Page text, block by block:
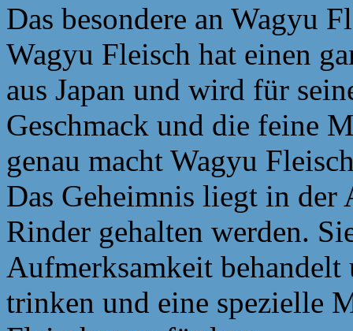
Das besondere an Wagyu
Wagyu Fleisch hat einen
aus Japan und wird für
Geschmack und die feine
genau macht Wagyu
Das Geheimnis liegt in der
Rinder gehalten werden.
Aufmerksamkeit
trinken und eine spezielle